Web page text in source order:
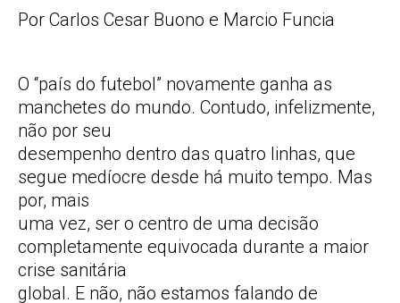
Por Carlos Cesar Buono e Marcio Funcia
O “país do futebol” novamente ganha as
manchetes do mundo. Contudo, infelizmente,
não por seu
desempenho dentro das quatro linhas, que
segue medíocre desde há muito tempo. Mas
por, mais
uma vez, ser o centro de uma decisão
completamente equivocada durante a maior
crise sanitária
global. E não, não estamos falando de